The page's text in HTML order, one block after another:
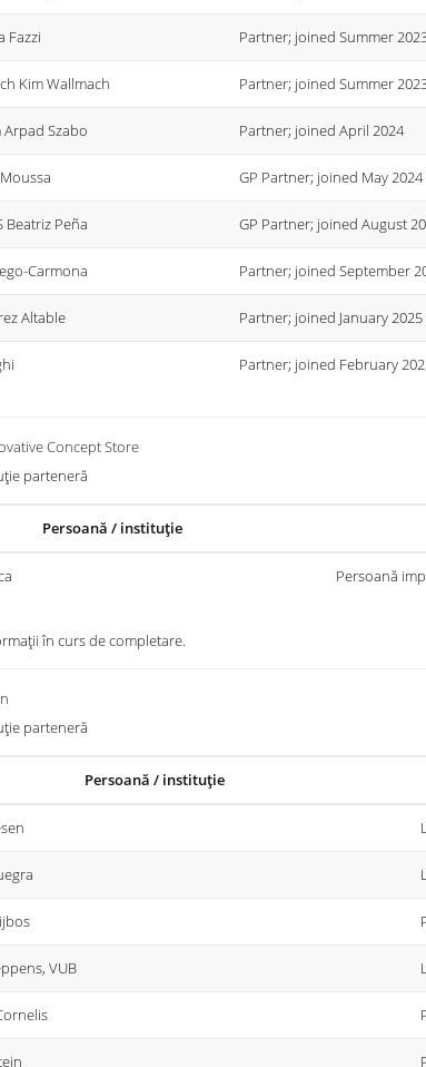
Fazzi Partner; joined Summer
Kim Wallmach Partner; joined Summer
Szabo Partner; joined April 2024
GP Partner; joined May 2024
Beatriz Peña GP Partner; joined August
Carmona Partner; joined September
Altable Partner; joined January 2025
Partner; joined February
Concept Store
parteneră
Persoană / instituție
Persoană
în curs de completare.
parteneră
Persoană / instituție
VUB